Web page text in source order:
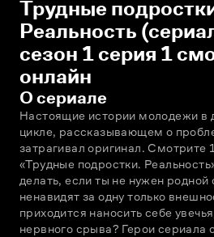
Трудные
Реальность
сезон 1 серия 1
онлайн
О сериале
Настоящие истории молодежи в
цикле, рассказывающем о
затрагивал оригинал. Смотрите
«Трудные подростки.
делать, если ты не нужен родной
ненавидят за одну только
приходится наносить себе
нервного срыва? Герои сериала